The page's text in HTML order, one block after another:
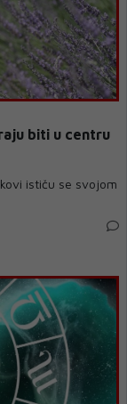
biti u centru
ističu se svojom